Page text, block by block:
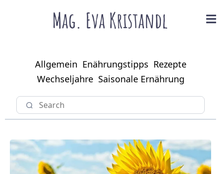
Allgemein Enährungstipps Rezepte
Wechseljahre Saisonale Ernährung